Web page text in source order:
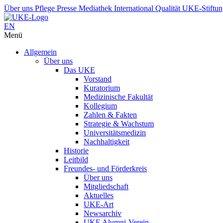
Über uns Pflege Presse Mediathek International Qualität UKE-
EN
Menü
Allgemein
Über uns
Das UKE
Vorstand
Kuratorium
Medizinische Fakultät
Kollegium
Zahlen & Fakten
Strategie & Wachstum
Universitätsmedizin
Nachhaltigkeit
Historie
Leitbild
Freundes- und Förderkreis
Über uns
Mitgliedschaft
Aktuelles
UKE-Art
Newsarchiv